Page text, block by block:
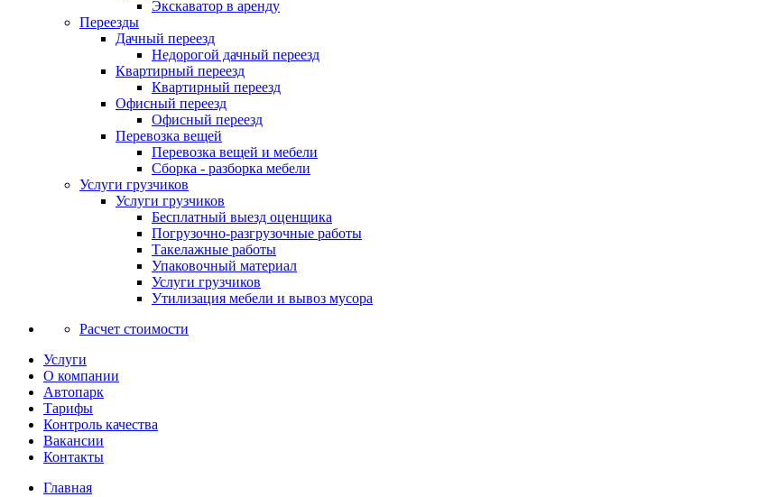
Экскаватор в аренду
Переезды
Дачный переезд
Недорогой дачный переезд
Квартирный переезд
Квартирный переезд
Офисный переезд
Офисный переезд
Перевозка вещей
Перевозка вещей и мебели
Сборка - разборка мебели
Услуги грузчиков
Услуги грузчиков
Бесплатный выезд оценщика
Погрузочно-разгрузочные работы
Такелажные работы
Упаковочный материал
Услуги грузчиков
Утилизация мебели и вывоз мусора
Расчет стоимости
Услуги
О компании
Автопарк
Тарифы
Контроль качества
Вакансии
Контакты
Главная